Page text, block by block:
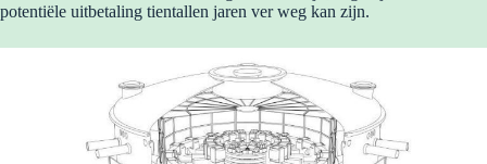
potentiële uitbetaling tientallen jaren ver weg kan zijn.